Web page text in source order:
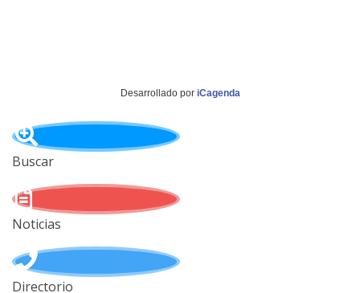
Desarrollado por iCagenda
Buscar
Noticias
Directorio